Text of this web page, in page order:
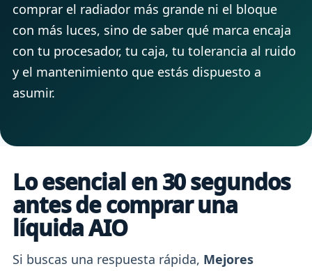
comprar el radiador más grande ni el bloque
con más luces, sino de saber qué marca encaja
con tu procesador, tu caja, tu tolerancia al ruido
y el mantenimiento que estás dispuesto a
asumir.
Lo esencial en 30 segundos
antes de comprar una
líquida AIO
Si buscas una respuesta rápida, Mejores